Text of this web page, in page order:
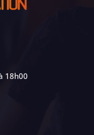
18h00